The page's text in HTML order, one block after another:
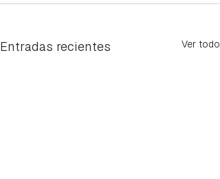
Entradas recientes Ver todo